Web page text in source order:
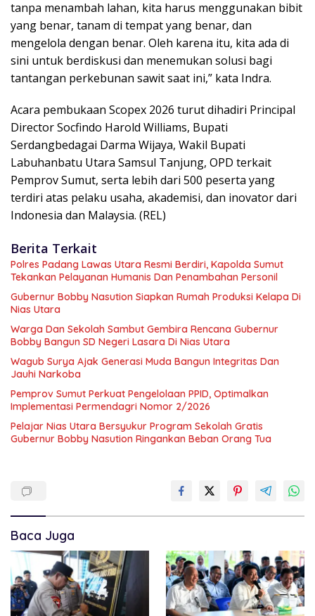
tanpa menambah lahan, kita harus menggunakan bibit
yang benar, tanam di tempat yang benar, dan
mengelola dengan benar. Oleh karena itu, kita ada di
sini untuk berdiskusi dan menemukan solusi bagi
tantangan perkebunan sawit saat ini,” kata Indra.
Acara pembukaan Scopex 2026 turut dihadiri Principal
Director Socfindo Harold Williams, Bupati
Serdangbedagai Darma Wijaya, Wakil Bupati
Labuhanbatu Utara Samsul Tanjung, OPD terkait
Pemprov Sumut, serta lebih dari 500 peserta yang
terdiri atas pelaku usaha, akademisi, dan inovator dari
Indonesia dan Malaysia. (REL)
Berita Terkait
Polres Padang Lawas Utara Resmi Berdiri, Kapolda Sumut
Tekankan Pelayanan Humanis Dan Penambahan Personil
Gubernur Bobby Nasution Siapkan Rumah Produksi Kelapa Di
Nias Utara
Warga Dan Sekolah Sambut Gembira Rencana Gubernur
Bobby Bangun SD Negeri Lasara Di Nias Utara
Wagub Surya Ajak Generasi Muda Bangun Integritas Dan
Jauhi Narkoba
Pemprov Sumut Perkuat Pengelolaan PPID, Optimalkan
Implementasi Permendagri Nomor 2/2026
Pelajar Nias Utara Bersyukur Program Sekolah Gratis
Gubernur Bobby Nasution Ringankan Beban Orang Tua
Baca Juga